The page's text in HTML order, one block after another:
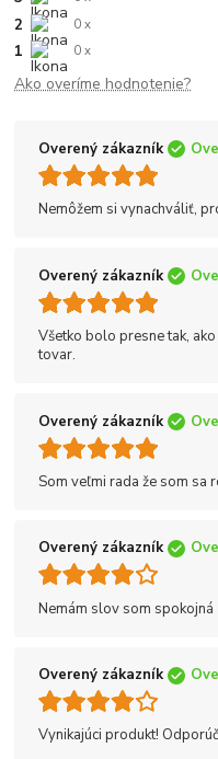
2 0 x
1 0 x
Ako overíme hodnotenie?
Overený zákazník
Nemôžem si vynachváliť,
Overený zákazník
Všetko bolo presne tak,
tovar.
Overený zákazník
Som veľmi rada že som sa
Overený zákazník
Nemám slov som spokojná
Overený zákazník
Vynikajúci produkt!